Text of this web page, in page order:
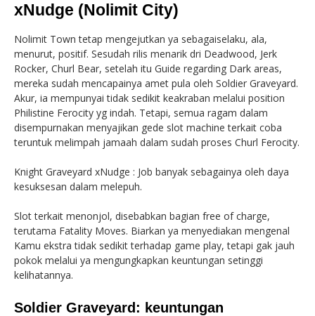
xNudge (Nolimit City)
Nolimit Town tetap mengejutkan ya sebagaiselaku, ala,
menurut, positif. Sesudah rilis menarik dri Deadwood, Jerk
Rocker, Churl Bear, setelah itu Guide regarding Dark areas,
mereka sudah mencapainya amet pula oleh Soldier Graveyard.
Akur, ia mempunyai tidak sedikit keakraban melalui position
Philistine Ferocity yg indah. Tetapi, semua ragam dalam
disempurnakan menyajikan gede slot machine terkait coba
teruntuk melimpah jamaah dalam sudah proses Churl Ferocity.
Knight Graveyard xNudge : Job banyak sebagainya oleh daya
kesuksesan dalam melepuh.
Slot terkait menonjol, disebabkan bagian free of charge,
terutama Fatality Moves. Biarkan ya menyediakan mengenal
Kamu ekstra tidak sedikit terhadap game play, tetapi gak jauh
pokok melalui ya mengungkapkan keuntungan setinggi
kelihatannya.
Soldier Graveyard: keuntungan